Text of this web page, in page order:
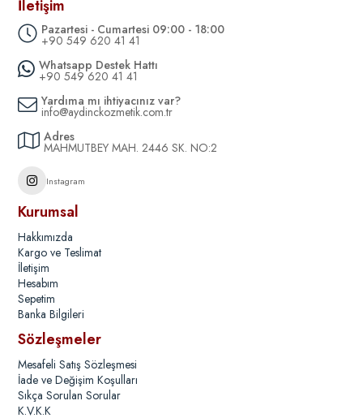
İletişim
Pazartesi - Cumartesi 09:00 - 18:00
+90 549 620 41 41
Whatsapp Destek Hattı
+90 549 620 41 41
Yardıma mı ihtiyacınız var?
info@aydinckozmetik.com.tr
Adres
MAHMUTBEY MAH. 2446 SK. NO:2
Instagram
Kurumsal
Hakkımızda
Kargo ve Teslimat
İletişim
Hesabım
Sepetim
Banka Bilgileri
Sözleşmeler
Mesafeli Satış Sözleşmesi
İade ve Değişim Koşulları
Sıkça Sorulan Sorular
K.V.K.K